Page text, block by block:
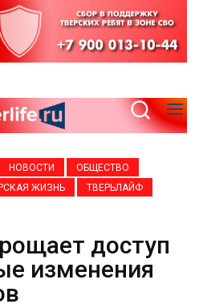
НОВОСТИ
ОБЩЕСТВО
ЖИЗНЬ
ТВЕРЬЛАЙФ
доступ
изменения